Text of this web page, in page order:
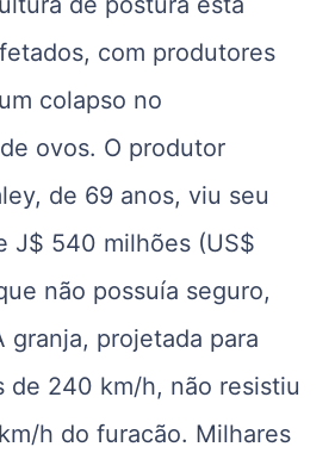
com produtores
colapso no
ovos. O produtor
de 69 anos, viu seu
J$ 540 milhões (US$
não possuía seguro,
granja, projetada para
de 240 km/h, não resistiu
h do furacão. Milhares